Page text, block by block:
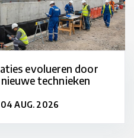
evolueren door
technieken
04 AUG. 2026